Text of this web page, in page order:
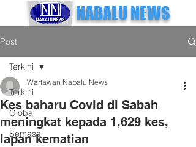
NABALU NEWS
Post
Terkini
Global
Semasa
Terkini
Kes baharu Covid di Sabah
meningkat kepada 1,629 kes,
lapan kematian
Wartawan Nabalu News